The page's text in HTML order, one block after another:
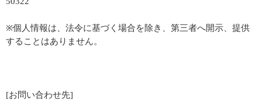
※個人情報は、法令に基づく場合を除き、第三者へ開示、提供
することはありません。
[お問い合わせ先]